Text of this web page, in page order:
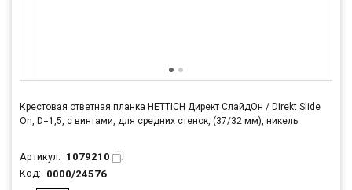
Крестовая ответная планка HETTICH Директ СлайдОн / Direkt Slide
On, D=1,5, с винтами, для средних стенок, (37/32 мм), никель
Артикул: 1079210
Код: 0000/24576